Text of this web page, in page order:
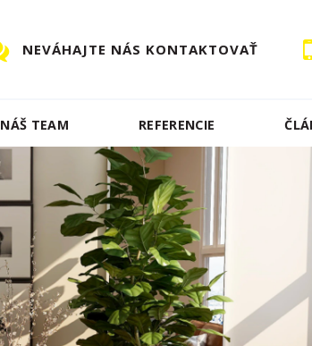
NEVÁHAJTE NÁS KONTAKTOVAŤ
NÁŠ TEAM REFERENCIE